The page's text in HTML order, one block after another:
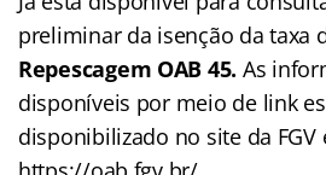
preliminar da isenção da taxa
Repescagem OAB 45. As
disponíveis por meio de link
disponibilizado no site da FGV